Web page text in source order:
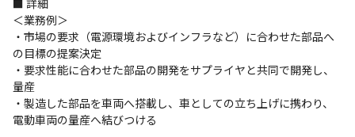
■ 詳細
＜業務例＞
・市場の要求（電源環境およびインフラなど）に合わせた部品へ
の目標の提案決定
・要求性能に合わせた部品の開発をサプライヤと共同で開発し、
量産
・製造した部品を車両へ搭載し、車としての立ち上げに携わり、
電動車両の量産へ結びつける